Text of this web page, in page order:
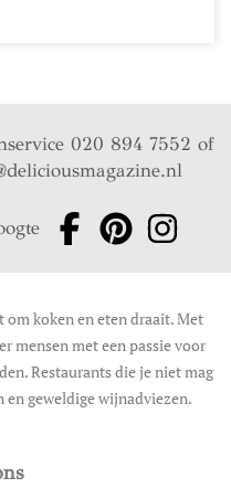
020 894 7552 of
om koken en eten draait. Met
mensen met een passie voor
Restaurants die je niet mag
en geweldige wijnadviezen.